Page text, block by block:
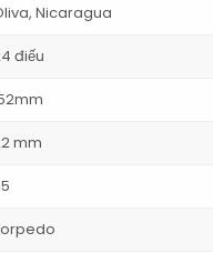
Nicaragua
điếu
mm